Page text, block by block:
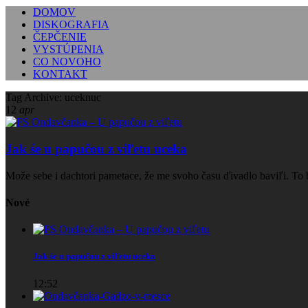
DOMOV
DISKOGRAFIA
ČEPČENIE
VYSTÚPENIA
CO NOVOHO
KONTAKT
Tag Archive: uceknuc
12 apr
Jak śe u papučou z viľetu uceka
Može sebe i dachtori pametace, že me svoho času ďivadlo baviľi.
Nové
Jak śe u papučou z viľetu uceka
12:52